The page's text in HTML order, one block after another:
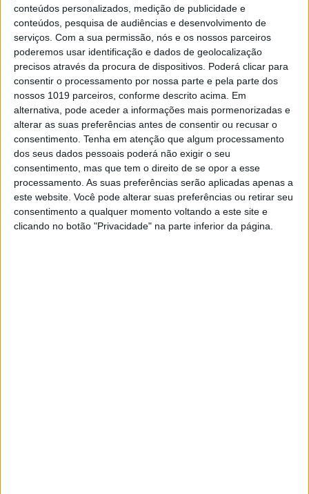
conteúdos personalizados, medição de publicidade e
conteúdos, pesquisa de audiências e desenvolvimento de
serviços. Com a sua permissão, nós e os nossos parceiros
poderemos usar identificação e dados de geolocalização
precisos através da procura de dispositivos. Poderá clicar para
consentir o processamento por nossa parte e pela parte dos
nossos 1019 parceiros, conforme descrito acima. Em
alternativa, pode aceder a informações mais pormenorizadas e
alterar as suas preferências antes de consentir ou recusar o
consentimento. Tenha em atenção que algum processamento
dos seus dados pessoais poderá não exigir o seu
consentimento, mas que tem o direito de se opor a esse
processamento. As suas preferências serão aplicadas apenas a
este website. Você pode alterar suas preferências ou retirar seu
consentimento a qualquer momento voltando a este site e
clicando no botão "Privacidade" na parte inferior da página.
MAIS NA VISÃO
ENTREVISTA SEM AGENDA
"Creio que, daqui a 30 anos, os
robots vão operar sozinhos"